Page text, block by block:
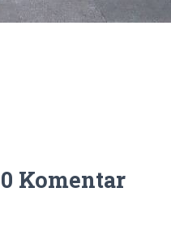
0 Komentar